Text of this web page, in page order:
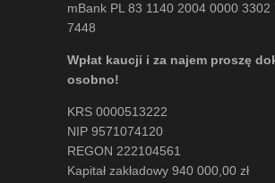
mBank PL 83 1140 2004 0000 3302
7448
Wpłat kaucji i za najem proszę
osobno!
KRS 0000513222
NIP 9571074120
REGON 222104561
Kapitał zakładowy 940 000,00 zł